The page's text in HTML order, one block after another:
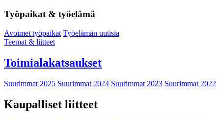
Työpaikat & työelämä
Avoimet työpaikat Työelämän uutisia
Teemat & liitteet
Toimialakatsaukset
Suurimmat 2025 Suurimmat 2024 Suurimmat 2023 Suurimmat 2022
Kaupalliset liitteet